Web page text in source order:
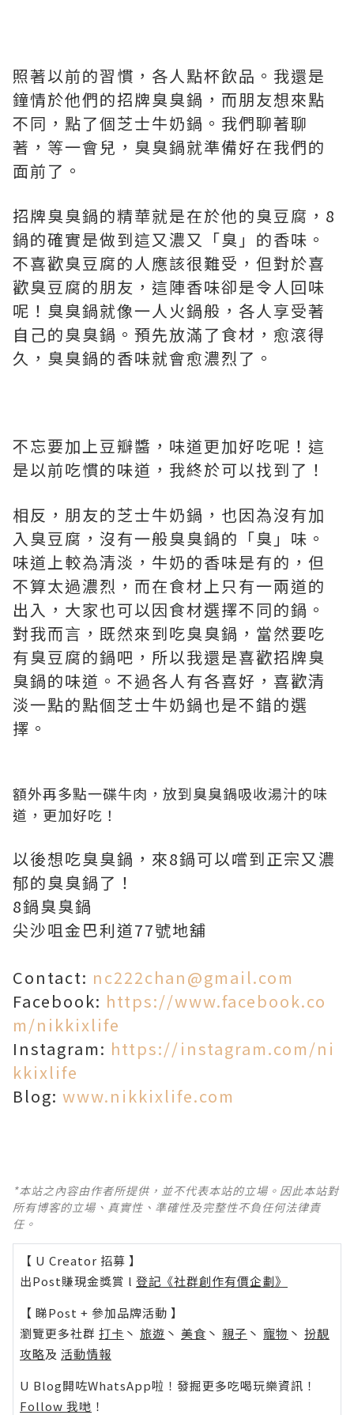
照著以前的習慣，各人點杯飲品。我還是
鐘情於他們的招牌臭臭鍋，而朋友想來點
不同，點了個芝士牛奶鍋。我們聊著聊
著，等一會兒，臭臭鍋就準備好在我們的
面前了。
招牌臭臭鍋的精華就是在於他的臭豆腐，8
鍋的確實是做到這又濃又「臭」的香味。
不喜歡臭豆腐的人應該很難受，但對於喜
歡臭豆腐的朋友，這陣香味卻是令人回味
呢！臭臭鍋就像一人火鍋般，各人享受著
自己的臭臭鍋。預先放滿了食材，愈滾得
久，臭臭鍋的香味就會愈濃烈了。
不忘要加上豆瓣醬，味道更加好吃呢！這
是以前吃慣的味道，我終於可以找到了！
相反，朋友的芝士牛奶鍋，也因為沒有加
入臭豆腐，沒有一般臭臭鍋的「臭」味。
味道上較為清淡，牛奶的香味是有的，但
不算太過濃烈，而在食材上只有一兩道的
出入，大家也可以因食材選擇不同的鍋。
對我而言，既然來到吃臭臭鍋，當然要吃
有臭豆腐的鍋吧，所以我還是喜歡招牌臭
臭鍋的味道。不過各人有各喜好，喜歡清
淡一點的點個芝士牛奶鍋也是不錯的選
擇。
額外再多點一碟牛肉，放到臭臭鍋吸收湯汁的味
道，更加好吃！
以後想吃臭臭鍋，來8鍋可以嚐到正宗又濃
郁的臭臭鍋了！
8鍋臭臭鍋
尖沙咀金巴利道77號地舖
Contact: nc222chan@gmail.com
Facebook: https://www.facebook.co
m/nikkixlife
Instagram: https://instagram.com/ni
kkixlife
Blog: www.nikkixlife.com
*本站之內容由作者所提供，並不代表本站的立場。因此本站對
所有博客的立場、真實性、準確性及完整性不負任何法律責
任。
【 U Creator 招募 】
出Post賺現金獎賞 l 登記《社群創作有價企劃》
【 睇Post + 參加品牌活動 】
瀏覽更多社群 打卡 丶 旅遊 丶 美食 丶 親子 丶 寵物 丶 扮靚
攻略及 活動情報
U Blog開咗WhatsApp啦！發掘更多吃喝玩樂資訊！
Follow 我哋 ！